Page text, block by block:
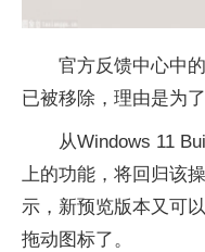
官方反馈中心中
已被移除，理由是为
从Windows 11
上的功能，将回归该
示，新预览版本又可
拖动图标了。